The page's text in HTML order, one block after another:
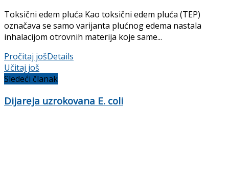
Toksični edem pluća Kao toksični edem pluća (TEP)
označava se samo varijanta plućnog edema nastala
inhalacijom otrovnih materija koje same...
Pročitaj jošDetails
Učitaj još
Sledeći članak
Dijareja uzrokovana E. coli